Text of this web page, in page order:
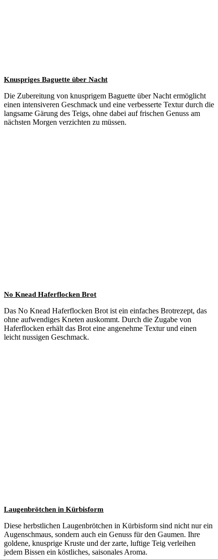
Knuspriges Baguette über Nacht
Die Zubereitung von knusprigem Baguette über Nacht ermöglicht
einen intensiveren Geschmack und eine verbesserte Textur durch die
langsame Gärung des Teigs, ohne dabei auf frischen Genuss am
nächsten Morgen verzichten zu müssen.
No Knead Haferflocken Brot
Das No Knead Haferflocken Brot ist ein einfaches Brotrezept, das
ohne aufwendiges Kneten auskommt. Durch die Zugabe von
Haferflocken erhält das Brot eine angenehme Textur und einen
leicht nussigen Geschmack.
Laugenbrötchen in Kürbisform
Diese herbstlichen Laugenbrötchen in Kürbisform sind nicht nur ein
Augenschmaus, sondern auch ein Genuss für den Gaumen. Ihre
goldene, knusprige Kruste und der zarte, luftige Teig verleihen
jedem Bissen ein köstliches, saisonales Aroma.